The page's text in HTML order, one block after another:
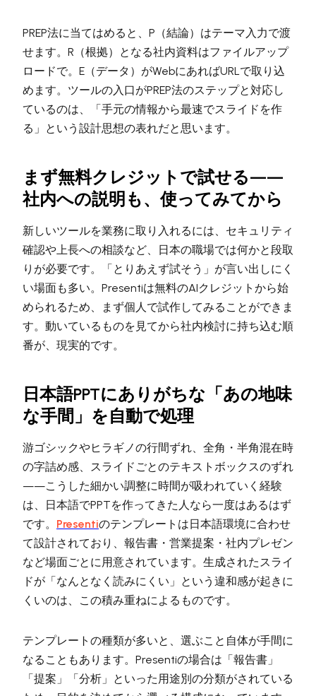
PREP法に当てはめると、P（結論）はテーマ入力で渡
せます。R（根拠）となる社内資料はファイルアップ
ロードで。E（データ）がWebにあればURLで取り込
めます。ツールの入口がPREP法のステップと対応し
ているのは、「手元の情報から最速でスライドを作
る」という設計思想の表れだと思います。
まず無料クレジットで試せる——
社内への説明も、使ってみてから
新しいツールを業務に取り入れるには、セキュリティ
確認や上長への相談など、日本の職場では何かと段取
りが必要です。「とりあえず試そう」が言い出しにく
い場面も多い。Presentiは無料のAIクレジットから始
められるため、まず個人で試作してみることができま
す。動いているものを見てから社内検討に持ち込む順
番が、現実的です。
日本語PPTにありがちな「あの地味
な手間」を自動で処理
游ゴシックやヒラギノの行間ずれ、全角・半角混在時
の字詰め感、スライドごとのテキストボックスのずれ
——こうした細かい調整に時間が吸われていく経験
は、日本語でPPTを作ってきた人なら一度はあるはず
です。 Presentiのテンプレートは日本語環境に合わせ
て設計されており、報告書・営業提案・社内プレゼン
など場面ごとに用意されています。生成されたスライ
ドが「なんとなく読みにくい」という違和感が起きに
くいのは、この積み重ねによるものです。
テンプレートの種類が多いと、選ぶこと自体が手間に
なることもあります。Presentiの場合は「報告書」
「提案」「分析」といった用途別の分類がされている